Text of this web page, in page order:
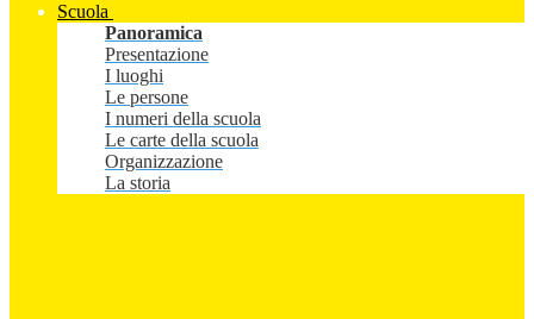
Scuola
Panoramica
Presentazione
I luoghi
Le persone
I numeri della scuola
Le carte della scuola
Organizzazione
La storia